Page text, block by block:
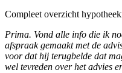
Compleet overzicht
Prima. Vond alle info die ik
afspraak gemaakt met de
voor dat hij terugbelde dat
wel tevreden over het advies